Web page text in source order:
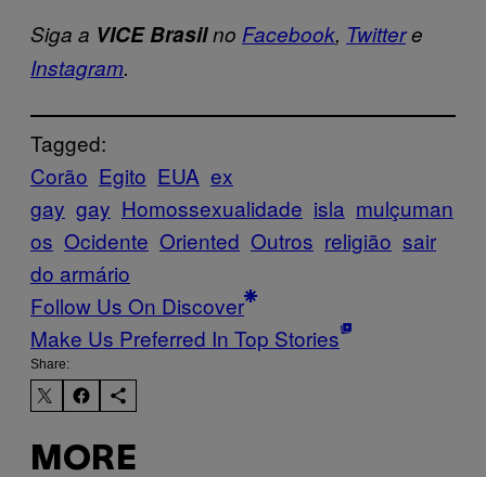
Siga a VICE Brasilno Facebook, Twittere
Instagram.
Tagged:
Corão Egito EUA ex
gay gay Homossexualidade isla mulçuman
os Ocidente Oriented Outros religião sair
do armário
Follow Us On Discover
Make Us Preferred In Top Stories
Share:
MORE